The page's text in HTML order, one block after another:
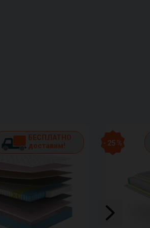
БЕСПЛАТНО
доставим!
- 25 %